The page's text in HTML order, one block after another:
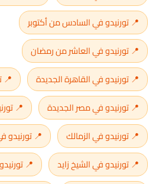
📍 تورنيدو في السادس من أكتوبر
📍 تورنيدو في العاشر من رمضان
📍 تورنيدو في القاهرة الجديدة
📍
📍 تورنيدو في مصر الجديدة
📍
📍 تورنيدو في الزمالك
📍 تورنيدو
📍 تورنيدو في الشيخ زايد
📍